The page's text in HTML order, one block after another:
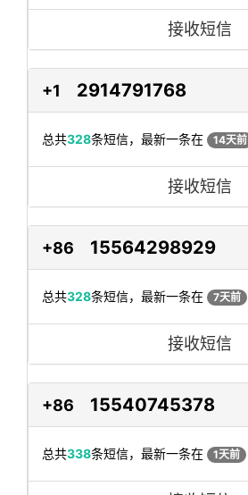
接收短信
+1 2914791768
总共328条短信，最新一条在 14天前
接收短信
+86 15564298929
总共328条短信，最新一条在 7天前
接收短信
+86 15540745378
总共338条短信，最新一条在 1天前